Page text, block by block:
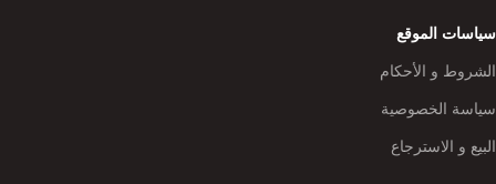
سياسات الموقع
الشروط و الأحكام
سياسة الخصوصية
البيع و الاسترجاع